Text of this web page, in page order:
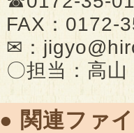
FAX：0172-
✉：
〇担当：高山
● 関連ファ